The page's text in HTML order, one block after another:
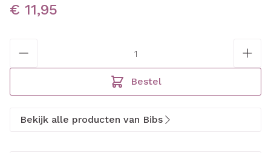
€ 11,95
Bestel
Bekijk alle producten van Bibs